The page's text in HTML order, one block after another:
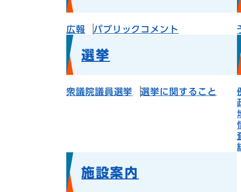
広報 パブリックコメント
選挙
衆議院議員選挙 選挙に関すること
施設案内